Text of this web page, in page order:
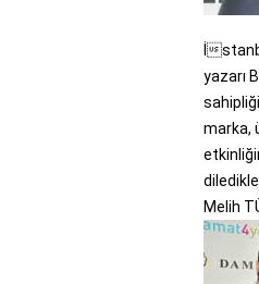
İ
yazarı
marka,
Melih